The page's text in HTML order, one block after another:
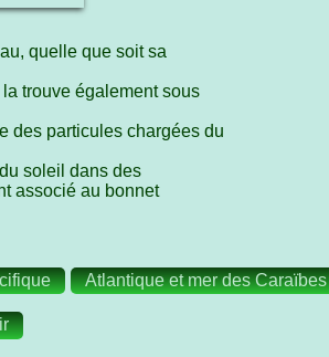
quelle que soit sa
trouve également sous
des particules chargées du
soleil dans des
associé au bonnet
Atlantique et mer des Caraïbes